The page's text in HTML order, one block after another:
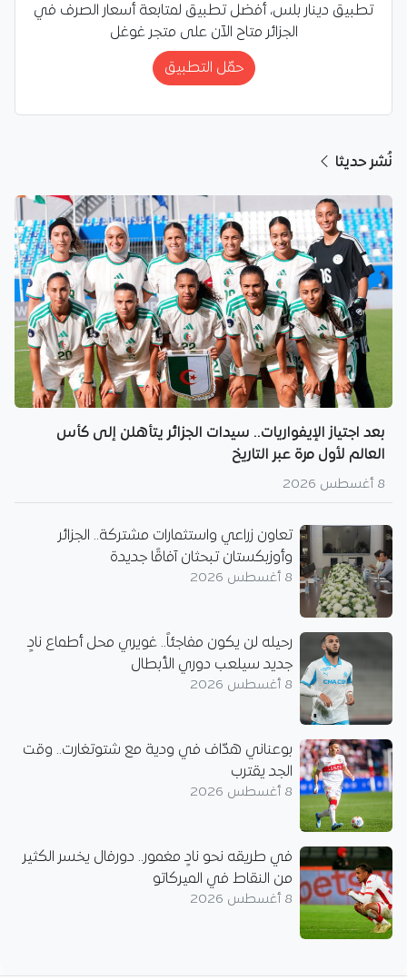
تطبيق دينار بلس، أفضل تطبيق لمتابعة أسعار الصرف في
الجزائر متاح الآن على متجر غوغل
حمّل التطبيق
نُشر حديثا
بعد اجتياز الإيفواريات.. سيدات الجزائر يتأهلن إلى كأس
العالم لأول مرة عبر التاريخ
8 أغسطس 2026
تعاون زراعي واستثمارات مشتركة.. الجزائر
وأوزبكستان تبحثان آفاقًا جديدة
8 أغسطس 2026
رحيله لن يكون مفاجئاً.. غويري محل أطماع نادٍ
جديد سيلعب دوري الأبطال
8 أغسطس 2026
بوعناني هدّاف في ودية مع شتوتغارت.. وقت
الجد يقترب
8 أغسطس 2026
في طريقه نحو نادٍ مغمور.. دورفال يخسر الكثير
من النقاط في الميركاتو
8 أغسطس 2026